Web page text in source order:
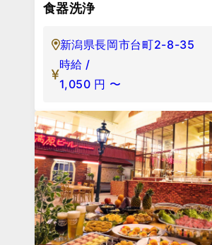
食器洗浄
新潟県長岡市台町2-8-35
時給 /
1,050 円 〜